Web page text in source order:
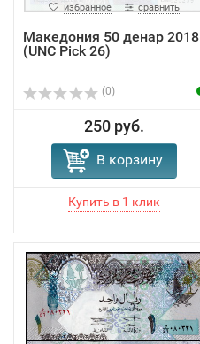
избранное сравнить
Македония 50 денар 2018
(UNC Pick 26)
(0)
250 руб.
В корзину